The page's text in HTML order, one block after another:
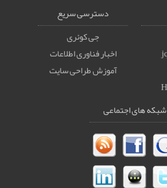
دسترسی سریع
جی کوئری
اخبار فناوری اطلاعات
آموزش طراحی سایت
شبکه های اجتماعی